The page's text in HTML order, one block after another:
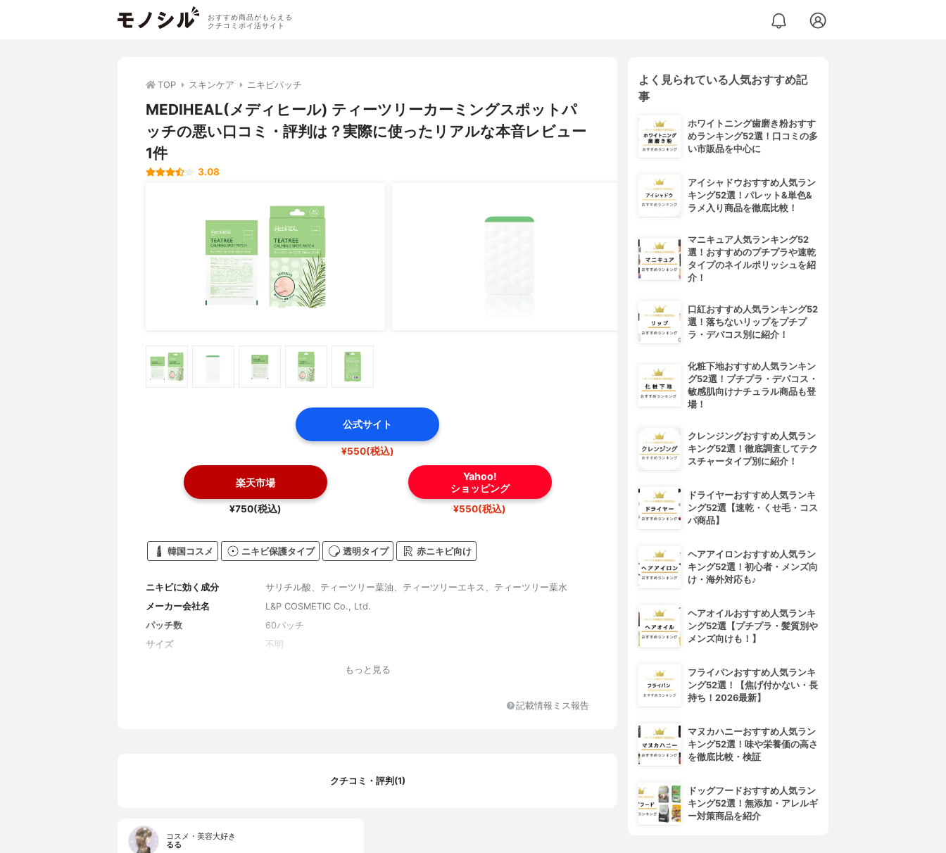
おすすめ商品がもらえる
クチコミポイ活サイト
TOP スキンケア ニキビパッチ
MEDIHEAL(メディヒール) ティーツリーカーミングスポットパ
ッチの悪い口コミ・評判は？実際に使ったリアルな本音レビュー
1件
3.08
公式サイト
¥550(税込)
楽天市場
¥750(税込)
Yahoo!
ショッピング
¥550(税込)
韓国コスメ ニキビ保護タイプ 透明タイプ 赤ニキビ向け
ニキビに効く成分
サリチル酸、ティーツリー葉油、ティーツリーエキス、ティーツリー葉水
メーカー会社名
L&P COSMETIC Co., Ltd.
パッチ数
60パッチ
サイズ
不明
もっと見る
記載情報ミス報告
クチコミ・評判(1)
コスメ・美容大好き
るる
よく見られている人気おすすめ記
事
ホワイトニング歯磨き粉おすす
めランキング52選！口コミの多
い市販品を中心に
アイシャドウおすすめ人気ラン
キング52選！パレット&単色&
ラメ入り商品を徹底比較！
マニキュア人気ランキング52
選！おすすめのプチプラや速乾
タイプのネイルポリッシュを紹
介！
口紅おすすめ人気ランキング52
選！落ちないリップをプチプ
ラ・デパコス別に紹介！
化粧下地おすすめ人気ランキン
グ52選！プチプラ・デパコス・
敏感肌向けナチュラル商品も登
場！
クレンジングおすすめ人気ラン
キング52選！徹底調査してテク
スチャータイプ別に紹介！
ドライヤーおすすめ人気ランキ
ング52選【速乾・くせ毛・コス
パ商品】
ヘアアイロンおすすめ人気ラン
キング52選！初心者・メンズ向
け・海外対応も♪
ヘアオイルおすすめ人気ランキ
ング52選【プチプラ・髪質別や
メンズ向けも！】
フライパンおすすめ人気ランキ
ング52選！【焦げ付かない・長
持ち！2026最新】
マヌカハニーおすすめ人気ラン
キング52選！味や栄養価の高さ
を徹底比較・検証
ドッグフードおすすめ人気ラン
キング52選！無添加・アレルギ
ー対策商品を紹介